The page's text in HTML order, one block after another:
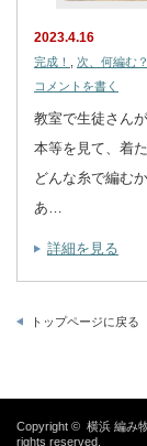
2023.4.16
完成！ , 次、何編む？
コメントを書く
教室で生徒さん
本等を見て、着
どんな糸で編む
あ…
詳細を見る
トップページに戻る
Copyright © 横浜 編み
rights reserved.